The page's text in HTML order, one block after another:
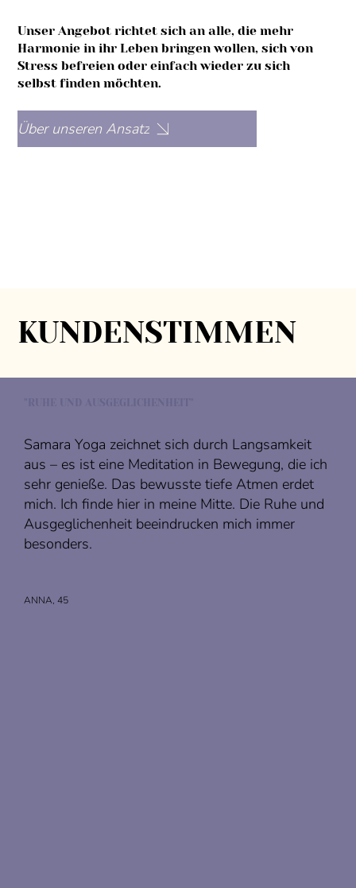
Unser Angebot richtet sich an alle, die mehr
Harmonie in ihr Leben bringen wollen, sich von
Stress befreien oder einfach wieder zu sich
selbst finden möchten.
Über unseren Ansatz
KUNDENSTIMMEN
Samara Yoga zeichnet sich durch Langsamkeit
aus – es ist eine Meditation in Bewegung, die ich
sehr genieße. Das bewusste tiefe Atmen erdet
mich. Ich finde hier in meine Mitte. Die Ruhe und
Ausgeglichenheit beeindrucken mich immer
besonders.
ANNA, 45